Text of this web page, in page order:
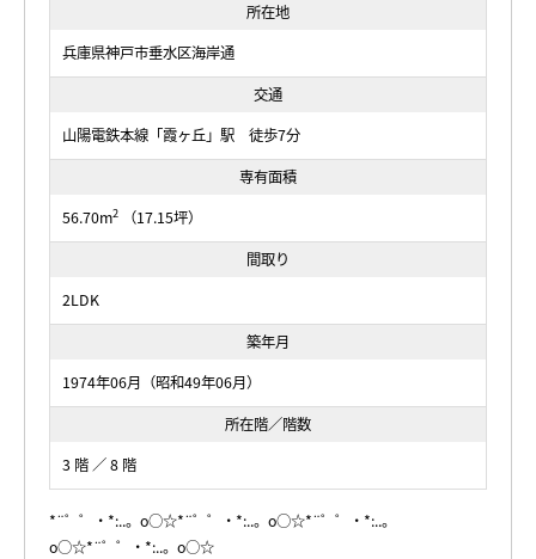
所在地
兵庫県神戸市垂水区海岸通
交通
山陽電鉄本線「霞ヶ丘」駅 徒歩7分
専有面積
56.70m2
（17.15坪）
間取り
2LDK
築年月
1974年06月（昭和49年06月）
所在階／階数
3 階 ／ 8 階
*¨゜゜・*:..。o○☆*¨゜゜・*:..。o○☆*¨゜゜・*:..。
o○☆*¨゜゜・*:..。o○☆